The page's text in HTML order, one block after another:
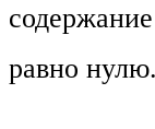
равно нулю.